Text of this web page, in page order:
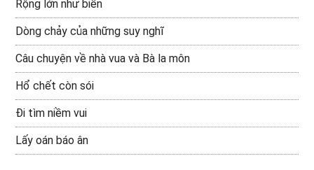
Rộng lớn như biển
Dòng chảy của những suy nghĩ
Câu chuyện về nhà vua và Bà la môn
Hổ chết còn sói
Đi tìm niềm vui
Lấy oán báo ân